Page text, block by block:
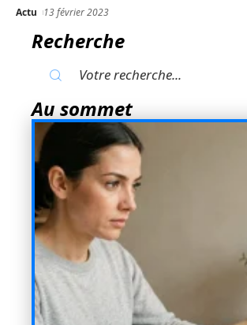
Actu 13 février 2023
Recherche
Au sommet